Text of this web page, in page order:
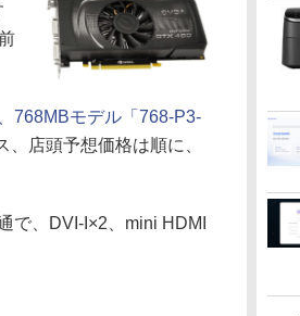
768MBモデル「768-P3-
店頭予想価格は順に、
、DVI-I×2、mini HDMI